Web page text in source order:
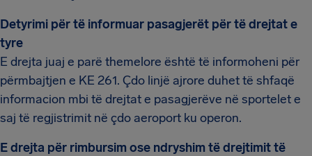
Detyrimi për të informuar pasagjerët për të drejtat e
tyre
E drejta juaj e parë themelore është të informoheni për
përmbajtjen e KE 261. Çdo linjë ajrore duhet të shfaqë
informacion mbi të drejtat e pasagjerëve në sportelet e
saj të regjistrimit në çdo aeroport ku operon.
E drejta për rimbursim ose ndryshim të drejtimit të